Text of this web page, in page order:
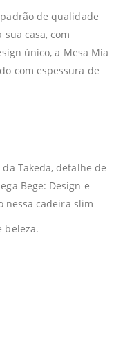
de qualidade
casa, com
único, a Mesa Mia
com espessura de
Takeda, detalhe de
Bege: Design e
nessa cadeira slim
beleza.